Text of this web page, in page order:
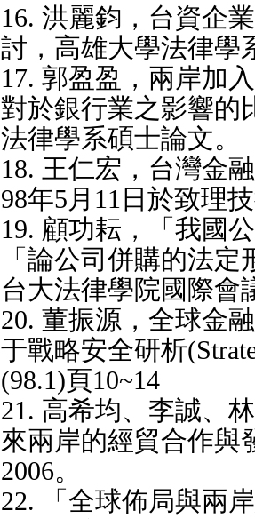
16. 洪麗鈞，台資企
討，高雄大學法律學
17. 郭盈盈，兩岸加
對於銀行業之影響的
法律學系碩士論文。
18. 王仁宏，台灣金
98年5月11日於致理
19. 顧功耘，「我國
「論公司併購的法
台大法律學院國際會
20. 董振源，全球金
于戰略安全研析
(98.1)頁10~14
21. 高希均、李誠、
來兩岸的經貿合作與
2006。
22. 「全球佈局與兩